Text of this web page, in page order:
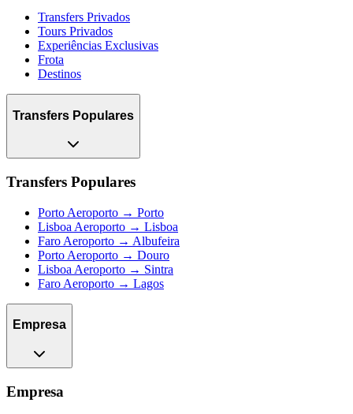
Transfers Privados
Tours Privados
Experiências Exclusivas
Frota
Destinos
Transfers Populares
Transfers Populares
Porto Aeroporto → Porto
Lisboa Aeroporto → Lisboa
Faro Aeroporto → Albufeira
Porto Aeroporto → Douro
Lisboa Aeroporto → Sintra
Faro Aeroporto → Lagos
Empresa
Empresa